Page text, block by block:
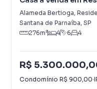
Alameda Bertioga,
Santana de Parnaíba, SP
276m² 4 6 4
R$
Condomínio R$ 900,00·